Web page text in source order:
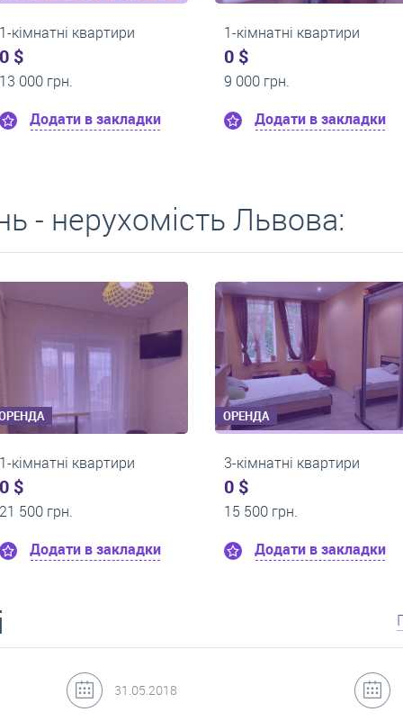
1-кімнатні квартири
21 000 грн.
Додати в закладки
1-кімнатні квартири
14 000 грн.
Додати в
- нерухомість Львова:
ОРЕНДА
1-кімнатні квартири
9 000 грн.
Додати в закладки
ОРЕНДА
1-кімнатні квартири
17 800 грн.
Додати в
24.07.2017